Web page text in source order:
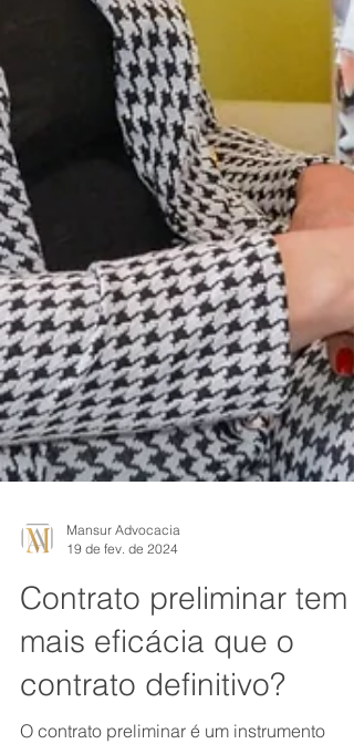
Mansur Advocacia
19 de fev. de 2024
Contrato preliminar tem
mais eficácia que o